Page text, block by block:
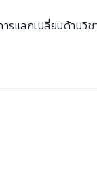
แลกเปลี่ยนด้านวิช